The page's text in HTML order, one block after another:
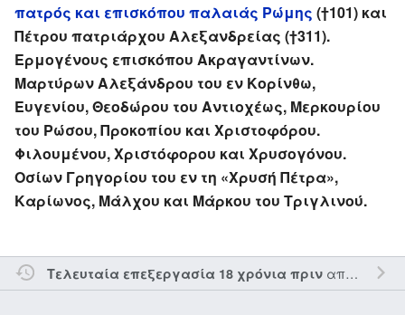
πατρός και επισκόπου παλαιάς Ρώμης (†101) και
Πέτρου πατριάρχου Αλεξανδρείας (†311).
Ερμογένους επισκόπου Ακραγαντίνων.
Μαρτύρων Αλεξάνδρου του εν Κορίνθω,
Ευγενίου, Θεοδώρου του Αντιοχέως, Μερκουρίου
του Ρώσου, Προκοπίου και Χριστοφόρου.
Φιλουμένου, Χριστόφορου και Χρυσογόνου.
Οσίων Γρηγορίου του εν τη «Χρυσή Πέτρα»,
Καρίωνος, Μάλχου και Μάρκου του Τριγλινού.
Τελευταία επεξεργασία 18 χρόνια πριναπό τον την